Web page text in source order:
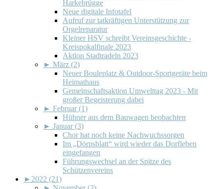
Harkebrügge
Neue digitale Infotafel
Aufruf zur tatkräftigen Unterstützung zur
Orgelreparatur
Kleiner HSV schreibt Vereinsgeschichte -
Kreispokalfinale 2023
Aktion Stadtradeln 2023
► März (2)
Neuer Bouleplatz & Outdoor-Sportgeräte beim
Heimathaus
Gemeinschaftsaktion Umwelttag 2023 - Mit
großer Begeisterung dabei
► Februar (1)
Hühner aus dem Bauwagen beobachten
► Januar (3)
Chor hat noch keine Nachwuchssorgen
Im „Dörpsblatt“ wird wieder das Dorfleben
eingefangen
Führungswechsel an der Spitze des
Schützenvereins
► 2022 (21)